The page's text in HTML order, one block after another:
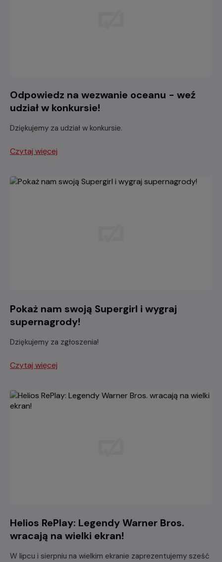
Odpowiedz na wezwanie oceanu - weź
udział w konkursie!
Dziękujemy za udział w konkursie.
Czytaj więcej
Pokaż nam swoją Supergirl i wygraj
supernagrody!
Dziękujemy za zgłoszenia!
Czytaj więcej
Helios RePlay: Legendy Warner Bros.
wracają na wielki ekran!
W lipcu i sierpniu na wielkim ekranie zaprezentujemy sześć